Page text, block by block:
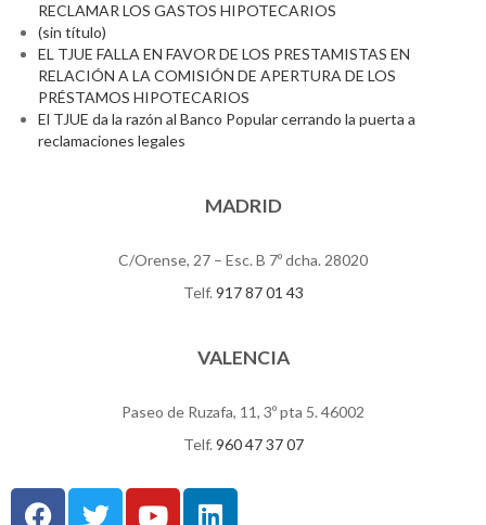
RECLAMAR LOS GASTOS HIPOTECARIOS
(sin título)
EL TJUE FALLA EN FAVOR DE LOS PRESTAMISTAS EN
RELACIÓN A LA COMISIÓN DE APERTURA DE LOS
PRÉSTAMOS HIPOTECARIOS
El TJUE da la razón al Banco Popular cerrando la puerta a
reclamaciones legales
MADRID
C/Orense, 27 – Esc. B 7º dcha. 28020
Telf. 917 87 01 43
VALENCIA
Paseo de Ruzafa, 11, 3º pta 5. 46002
Telf. 960 47 37 07